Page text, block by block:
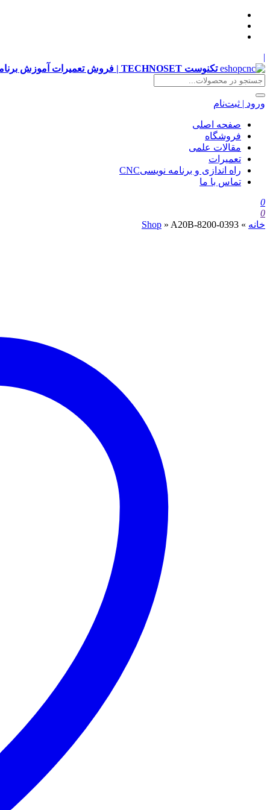
|
تکنوست TECHNOSET | فروش تعمیرات آموزش برنامه نویسی cnc زیمنس فانوک هایدن siemens ,fanuc, heidenhain ,hust, gsk
ورود | ثبت‌نام
صفحه اصلی
فروشگاه
مقالات علمی
تعمیرات
راه اندازی و برنامه نویسیCNC
تماس با ما
0
0
خانه »
Shop » A20B-8200-0393